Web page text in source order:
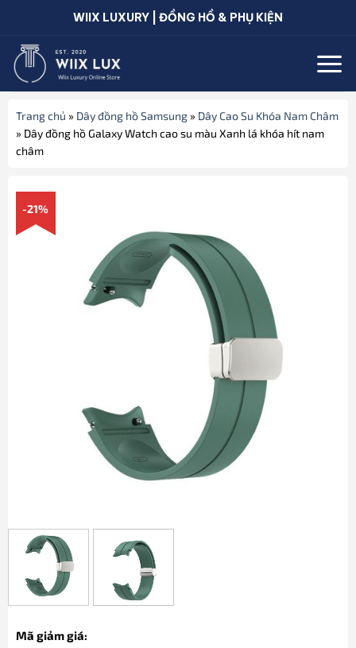
dung
WIIX LUXURY | ĐỒNG HỒ & PHỤ KIỆN
Trang chủ » Dây đồng hồ Samsung» Dây Cao Su Khóa Nam Châm
» Dây đồng hồ Galaxy Watch cao su màu Xanh lá khóa hít nam
châm
-21%
Mã giảm giá: